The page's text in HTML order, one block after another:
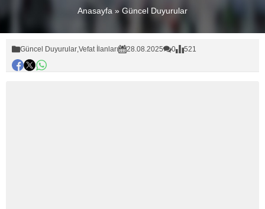
Anasayfa » Güncel Duyurular
Güncel Duyurular,Vefat İlanları 28.08.2025 0 521